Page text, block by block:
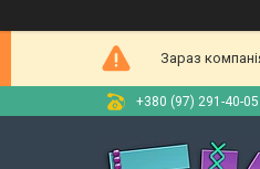
Зараз
+380 (97) 291-40-05